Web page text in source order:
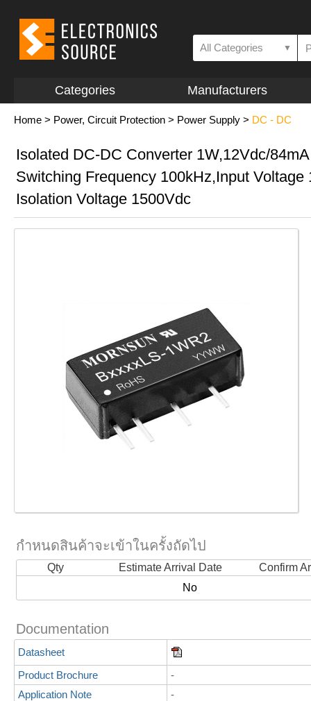
All Categories ▼
Categories Manufacturers
Home > Power, Circuit Protection > Power Supply > DC - DC
Isolated DC-DC Converter 1W,12Vdc/
Switching Frequency 100kHz,Input Voltage
Isolation Voltage 1500Vdc
กำหนดสินค้าจะเข้าในครั้งถัดไป
Qty Estimate Arrival Date
Confirm
No
Documentation
Datasheet
Product Brochure
-
Application Note
-